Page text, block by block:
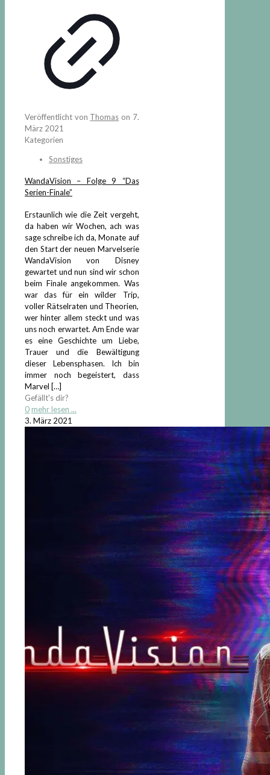
Veröffentlicht von Thomas on 7.
März 2021
Kategorien
Sonstiges
WandaVision – Folge 9 “Das
Serien-Finale”
Erstaunlich wie die Zeit vergeht,
da haben wir Wochen, ach was
sage schreibe ich da, Monate auf
den Start der neuen Marvelserie
WandaVision von Disney
gewartet und nun sind wir schon
beim Finale angekommen. Was
war das für ein wilder Trip,
voller Rätselraten und Theorien,
wer hinter allem steckt und was
uns noch erwartet. Am Ende war
es eine Geschichte um Liebe,
Trauer und die Bewältigung
dieser Lebensphasen. Ich bin
immer noch begeistert, dass
Marvel […]
Gefällt's dir?
0 mehr lesen ...
3. März 2021